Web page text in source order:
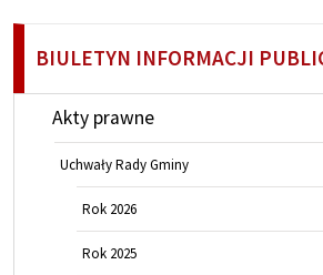
BIULETYN INFORMACJI
Akty prawne
Uchwały Rady Gminy
Rok 2026
Rok 2025